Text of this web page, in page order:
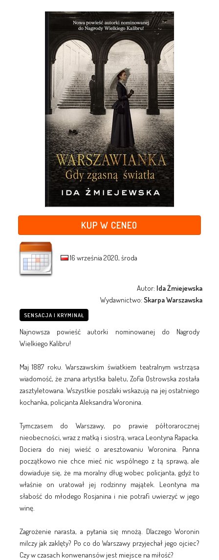
KUP W CENEO
16 września 2020, środa
Autor: Ida Żmiejewska
Wydawnictwo:Skarpa Warszawska
SENSACJA I KRYMINAŁ
Najnowsza powieść autorki nominowanej do Nagrody
Wielkiego Kalibru!
Maj 1887 roku. Warszawskim światkiem teatralnym wstrząsa
wiadomość, że znana artystka baletu, Zofia Ostrowska została
zasztyletowana. Wszystkie poszlaki wskazują na jej ostatniego
kochanka, policjanta Aleksandra Woronina.
Tymczasem do Warszawy, po prawie półtorarocznej
nieobecności, wraz z matką i siostrą, wraca Leontyna Rapacka.
Dociera do niej wieść o aresztowaniu Woronina. Panna
początkowo nie chce mieć nic wspólnego z tą sprawą, ale
dowiaduje się, że ma moralny dług wobec policjanta, gdyż to
właśnie on uratował jej rodzinny majątek. Leontyna ma
słabość do młodego Rosjanina i nie potrafi uwierzyć w jego
winę.
Zagrożenie narasta, a pytania się mnożą. Dlaczego Woronin
milczy jak zaklęty? Po co do Warszawy przyjechał jego ojciec?
Czy w czasach konwenansów jest miejsce na miłość?